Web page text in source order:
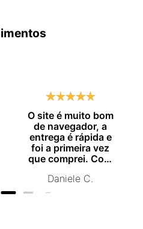
O site é muito bom
de navegador, a
entrega é rápida e
foi a primeira vez
que comprei. Com
comprar
novamente.
Daniele C.